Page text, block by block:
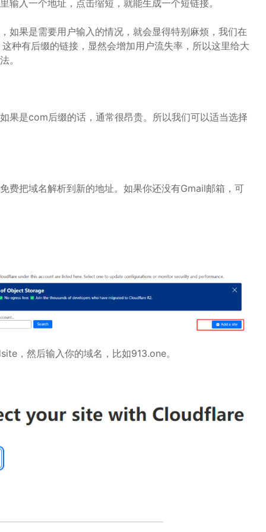
入一个地址，点击缩短，就能生成一个短链接。
如果是需要用户输入的情况，就会显得特别麻烦，我们在
种有后缀的链接，显然会增加用户流失率，所以这里给大
。
果是com后缀的话，通常很昂贵。所以我们可以适当选择
费把域名解析到新的地址。如果你还没有Gmail邮箱，可
，然后输入你的域名，比如913.one。